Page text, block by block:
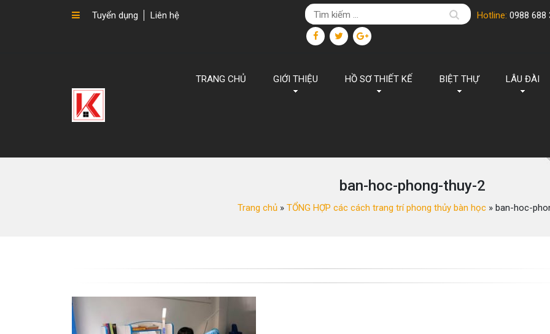
Tuyển dụng Liên hệ Hotline: 0988 688
TRANG CHỦ GIỚI THIỆU HỒ SƠ THIẾT KẾ BIỆT THỰ LÂU ĐÀI
ban-hoc-phong-thuy-2
Trang chủ » TỔNG HỢP các cách trang trí phong thủy bàn học » ban-hoc-